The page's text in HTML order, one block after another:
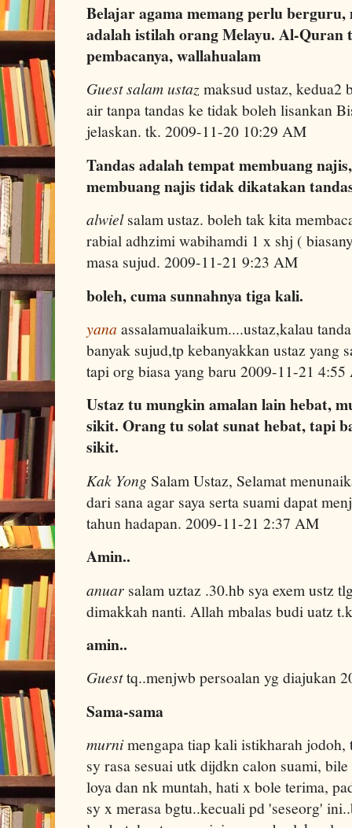
Belajar agama memang perlu
adalah istilah orang Melayu. Al-
pembacanya, wallahualam
Guest salam ustazmaksud ustaz,
air tanpa tandas ke tidak boleh lisankan
jelaskan. tk. 2009-11-20 10:29 AM
Tandas adalah tempat membuang
membuang najis tidak dikatakan
alwielsalam ustaz. boleh tak kita
rabial adhzimi wabihamdi 1 x shj (
masa sujud. 2009-11-21 9:23 AM
boleh, cuma sunnahnya tiga kali.
yana assalamualaikum....ustaz,kalau
banyak sujud,tp kebanyakkan ustaz yang
tapi org biasa yang baru 2009-11-21
Ustaz tu mungkin amalan lain hebat,
sikit. Orang tu solat sunat hebat, tapi
sikit.
Kak YongSalam Ustaz, Selamat
dari sana agar saya serta suami dapat
tahun hadapan. 2009-11-21 2:37 AM
Amin..
anuar salam uztaz .30.hb sya exem ustz
dimakkah nanti. Allah mbalas budi uatz
amin..
Guesttq..menjwb persoalan yg diajukan
Sama-sama
murnimengapa tiap kali istikharah
sy rasa sesuai utk dijdkn calon suami,
loya dan nk muntah, hati x bole terima,
sy x merasa bgtu..kecuali pd 'seseorg'